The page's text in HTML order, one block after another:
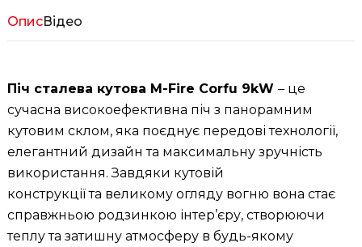
ОписВідео
Піч сталева кутова M-Fire Corfu 9kW – це
сучасна високоефективна піч з панорамним
кутовим склом, яка поєднує передові технології,
елегантний дизайн та максимальну зручність
використання. Завдяки кутовій
конструкції та великому огляду вогню вона стає
справжньою родзинкою інтер’єру, створюючи
теплу та затишну атмосферу в будь-якому